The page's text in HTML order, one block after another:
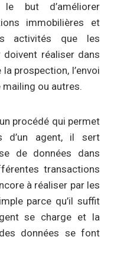
but d’améliorer
immobilières et
activités que les
doivent réaliser dans
prospection, l’envoi
mailing ou autres.
procédé qui permet
d’un agent, il sert
de données dans
transactions
à réaliser par les
parce qu’il suffit
se charge et la
données se font